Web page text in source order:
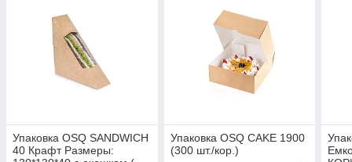
Упаковка OSQ SANDWICH
40 Крафт Размеры:
Упаковка OSQ CAKE 1900
(300 шт./кор.)